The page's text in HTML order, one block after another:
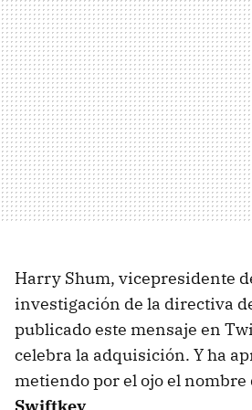
Harry Shum, vicepresidente
investigación de la directiva
publicado este mensaje en
celebra la adquisición. Y ha
metiendo por el ojo el nombre
Swiftkey.